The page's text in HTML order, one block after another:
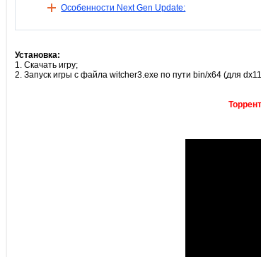
Особенности Next Gen Update:
Установка:
1. Скачать игру;
2. Запуск игры с файла witcher3.exe по пути bin/x64 (для